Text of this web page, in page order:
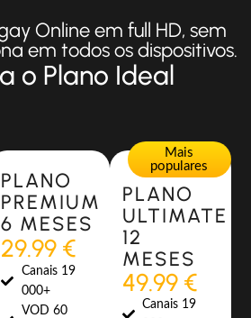
Online em full HD, sem
em todos os dispositivos.
o Plano Ideal
Most Popular
PLANO
PREMIUM
6 MESES
29.99 €
Canais 19
000+
VOD 60
Mais
populares
PLANO
ULTIMATE
12
MESES
49.99 €
Canais 19